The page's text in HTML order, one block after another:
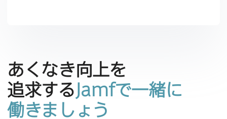
あくなき向上を​
追求する Jamfで​一緒に​
働きましょう